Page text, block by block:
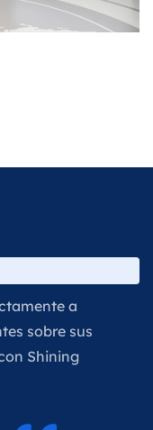
a
sobre sus
Shining